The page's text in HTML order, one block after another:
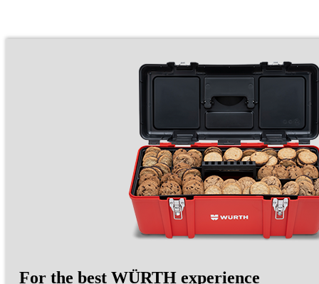
For the best WÜRTH experience